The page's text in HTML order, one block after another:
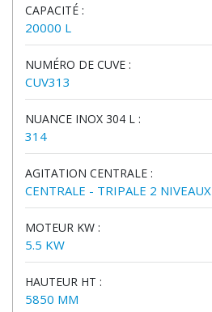
CAPACITÉ :
20000 L
NUMÉRO DE CUVE :
CUV313
NUANCE INOX 304 L :
314
AGITATION CENTRALE :
CENTRALE - TRIPALE 2 NIVEAUX
MOTEUR KW :
5.5 KW
HAUTEUR HT :
5850 MM